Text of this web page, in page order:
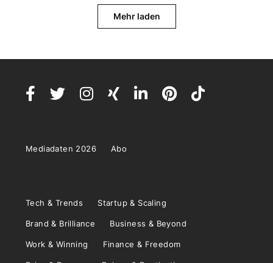
Mehr laden
Mediadaten 2026 Abo
Tech & Trends Startup & Scaling
Brand & Brilliance Business & Beyond
Work & Winning Finance & Freedom